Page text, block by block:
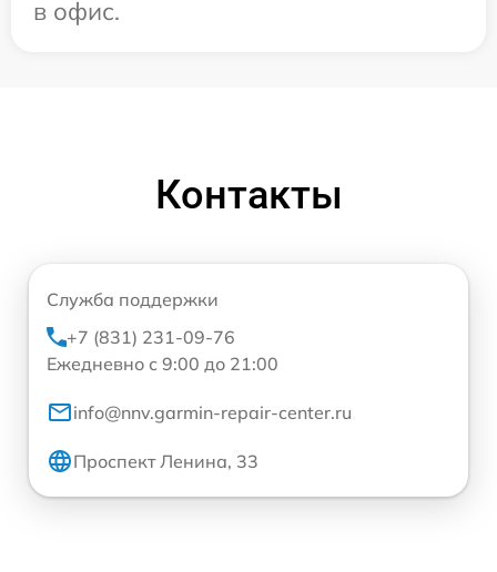
в офис.
Контакты
Служба поддержки
+7 (831) 231-09-76
Ежедневно с 9:00 до 21:00
info@nnv.garmin-repair-center.ru
Проспект Ленина, 33